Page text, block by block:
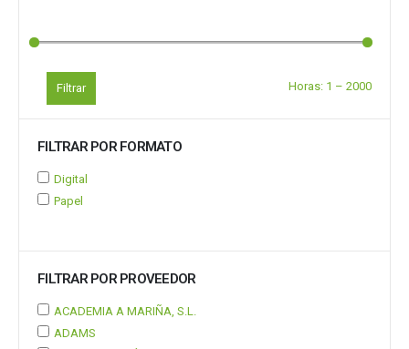
Filtrar Horas: 1 – 2000
FILTRAR POR FORMATO
Digital
Papel
FILTRAR POR PROVEEDOR
ACADEMIA A MARIÑA, S.L.
ADAMS